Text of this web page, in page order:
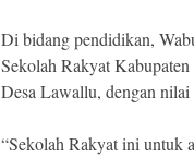
Di bidang pendidikan,
Sekolah Rakyat
Desa Lawallu, dengan
“Sekolah Rakyat ini untuk